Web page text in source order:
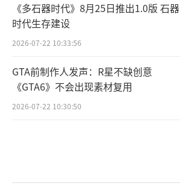
《多石器时代》8月25日推出1.0版 石器
时代生存建设
2026-07-22 10:33:56
GTA前制作人发声：R星不缺创意
《GTA6》不会出现素材复用
2026-07-22 10:30:50